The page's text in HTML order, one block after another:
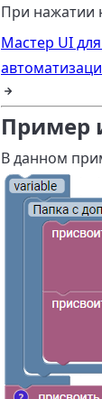
При нажатии
Мастер UI
Пример
В данном